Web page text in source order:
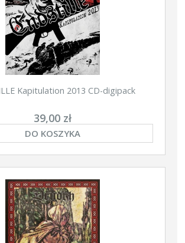
Kapitulation 2013 CD-digipack
39,00 zł
DO KOSZYKA